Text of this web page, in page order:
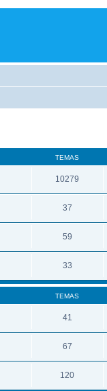
TEMAS
10279
37
59
33
TEMAS
41
67
120